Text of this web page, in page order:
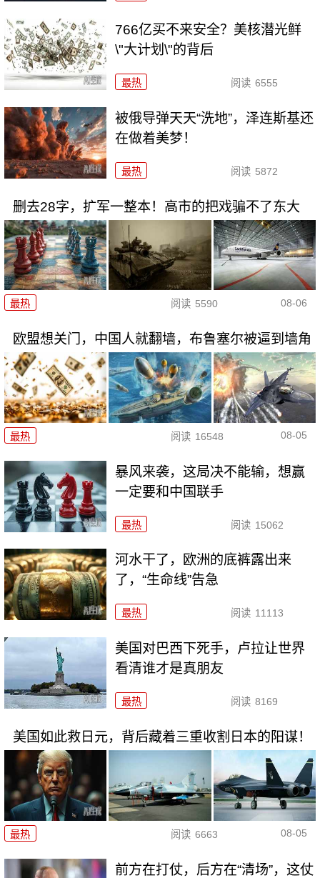
766亿买不来安全？美核潜光鲜
\"大计划\"的背后
最热 阅读 6555
被俄导弹天天“洗地”，泽连斯基还
在做着美梦！
最热 阅读 5872
删去28字，扩军一整本！高市的把戏骗不了东大
最热 阅读 5590 08-06
欧盟想关门，中国人就翻墙，布鲁塞尔被逼到墙角
最热 阅读 16548 08-05
暴风来袭，这局决不能输，想赢
一定要和中国联手
最热 阅读 15062
河水干了，欧洲的底裤露出来
了，“生命线”告急
最热 阅读 11113
美国对巴西下死手，卢拉让世界
看清谁才是真朋友
最热 阅读 8169
美国如此救日元，背后藏着三重收割日本的阳谋！
最热 阅读 6663 08-05
前方在打仗，后方在“清场”，这仗